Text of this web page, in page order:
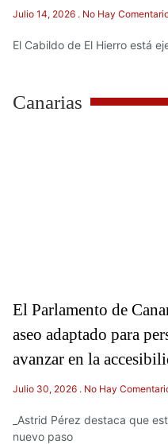
Julio 14, 2026 No Hay
El Cabildo de El Hierro está
Canarias
El Parlamento de
aseo adaptado para
avanzar en la
Julio 30, 2026 No Hay
_Astrid Pérez destaca que
nuevo paso